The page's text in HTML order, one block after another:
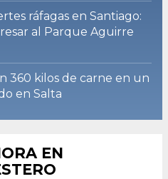
ráfagas en Santiago:
al Parque Aguirre
360 kilos de carne en un
en Salta
EN